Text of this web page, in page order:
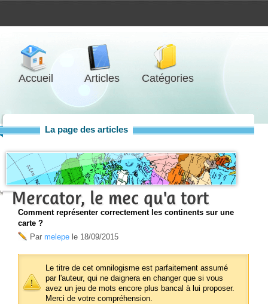
Accueil Articles Catégories
La page des articles
Mercator, le mec qu'a tort
Comment représenter correctement les continents sur une
carte ?
Par melepe le 18/09/2015
Le titre de cet omnilogisme est parfaitement assumé
par l'auteur, qui ne daignera en changer que si vous
avez un jeu de mots encore plus bancal à lui proposer.
Merci de votre compréhension.